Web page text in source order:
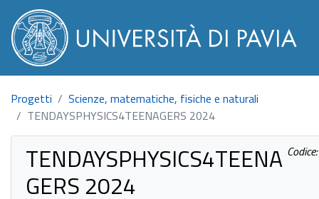
Progetti
Scienze, matematiche, fisiche e naturali
TENDAYSPHYSICS4TEENAGERS 2024
TENDAYSPHYSICS4TEENA
GERS 2024